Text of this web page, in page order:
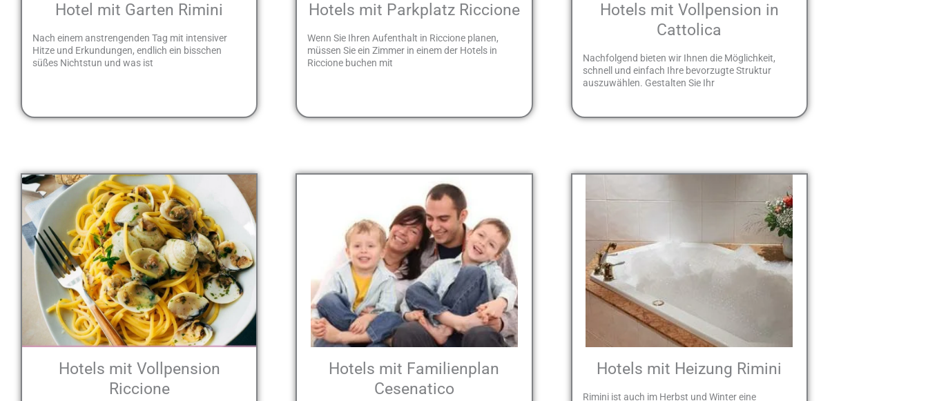
Hotel mit Garten Rimini
Nach einem anstrengenden Tag mit intensiver
Hitze und Erkundungen, endlich ein bisschen
süßes Nichtstun und was ist
Hotels mit Parkplatz Riccione
Wenn Sie Ihren Aufenthalt in Riccione planen,
müssen Sie ein Zimmer in einem der Hotels in
Riccione buchen mit
Hotels mit Vollpension in
Cattolica
Nachfolgend bieten wir Ihnen die Möglichkeit,
schnell und einfach Ihre bevorzugte Struktur
auszuwählen. Gestalten Sie Ihr
Hotels mit Vollpension
Riccione
Hotels mit Familienplan
Cesenatico
Hotels mit Heizung Rimini
Rimini ist auch im Herbst und Winter eine